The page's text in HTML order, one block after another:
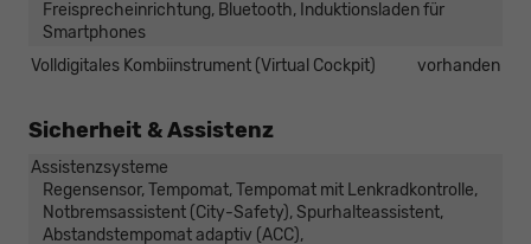
Freisprecheinrichtung, Bluetooth, Induktionsladen für
Smartphones
Volldigitales Kombiinstrument (Virtual Cockpit)
vorhanden
Sicherheit & Assistenz
Assistenzsysteme
Regensensor, Tempomat, Tempomat mit Lenkradkontrolle,
Notbremsassistent (City-Safety), Spurhalteassistent,
Abstandstempomat adaptiv (ACC),